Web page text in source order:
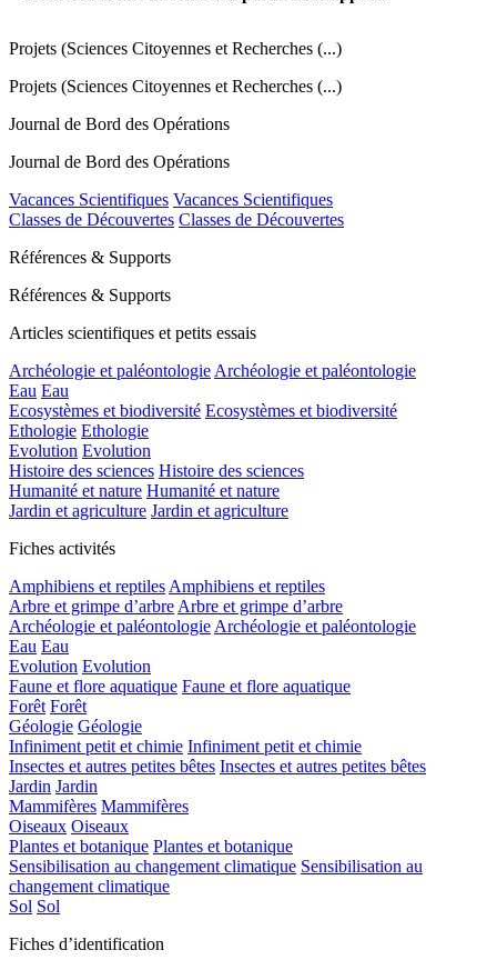
Projets (Sciences Citoyennes et Recherches (...)
Projets (Sciences Citoyennes et Recherches (...)
Journal de Bord des Opérations
Journal de Bord des Opérations
Vacances Scientifiques Vacances Scientifiques
Classes de Découvertes Classes de Découvertes
Références & Supports
Références & Supports
Articles scientifiques et petits essais
Archéologie et paléontologie Archéologie et paléontologie
Eau Eau
Ecosystèmes et biodiversité Ecosystèmes et biodiversité
Ethologie Ethologie
Evolution Evolution
Histoire des sciences Histoire des sciences
Humanité et nature Humanité et nature
Jardin et agriculture Jardin et agriculture
Fiches activités
Amphibiens et reptiles Amphibiens et reptiles
Arbre et grimpe d’arbre Arbre et grimpe d’arbre
Archéologie et paléontologie Archéologie et paléontologie
Eau Eau
Evolution Evolution
Faune et flore aquatique Faune et flore aquatique
Forêt Forêt
Géologie Géologie
Infiniment petit et chimie Infiniment petit et chimie
Insectes et autres petites bêtes Insectes et autres petites bêtes
Jardin Jardin
Mammifères Mammifères
Oiseaux Oiseaux
Plantes et botanique Plantes et botanique
Sensibilisation au changement climatique Sensibilisation au
changement climatique
Sol Sol
Fiches d’identification